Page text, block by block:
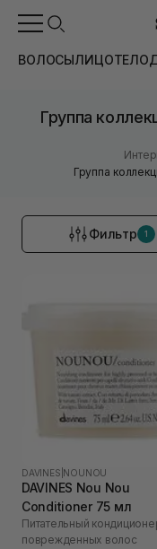
ВОЛОСЫЛИЦОТЕЛО
Группа
Группа
Фильтр 1
DAVINES NOUNOU
DAVINES Nou Nou
Conditioner 75 мл
Питательный
поврежденных волос